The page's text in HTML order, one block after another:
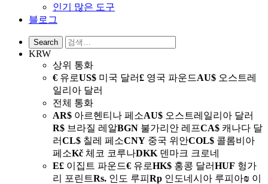
인기 많은 도구
블로그
KRW
상위 통화
€ 유로US$ 미국 달러£ 영국 파운드AU$ 오스트레
일리아 달러
전체 통화
AR$ 아르헨티나 페소AU$ 오스트레일리아 달러
R$ 브라질 레알BGN 불가리안 레프CA$ 캐나다 달
러CL$ 칠레 페소CNY 중국 위안COL$ 콜롬비아
페소Kč 체코 코루나DKK 덴마크 크로네
E£ 이집트 파운드€ 유로HK$ 홍콩 달러HUF 헝가
리 포린트Rs. 인도 루피 Rp 인도네시아 루피아₪ 이